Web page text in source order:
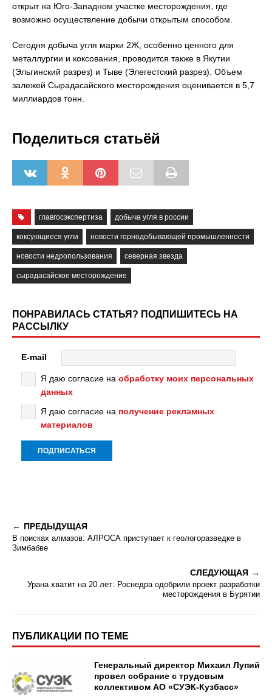
открыт на Юго-Западном участке месторождения, где
возможно осуществление добычи открытым способом.
Сегодня добыча угля марки 2Ж, особенно ценного для
металлургии и коксования, проводится также в Якутии
(Эльгинский разрез) и Тыве (Элегестский разрез). Объем
залежей Сырадасайского месторождения оценивается в 5,7
миллиардов тонн.
Поделиться статьёй
главгосэкспертиза добыча угля в россии
коксующиеся угли новости горнодобывающей промышленности
новости недропользования северная звезда
сырадасайское месторождение
ПОНРАВИЛАСЬ СТАТЬЯ? ПОДПИШИТЕСЬ НА
РАССЫЛКУ
E-mail
Я даю согласие на обработку моих персональных
данных
Я даю согласие на получение рекламных
материалов
ПРЕДЫДУЩАЯ
В поисках алмазов: АЛРОСА приступает к геологоразведке в
Зимбабве
СЛЕДУЮЩАЯ
Урана хватит на 20 лет: Роснедра одобрили проект разработки
месторождения в Бурятии
ПУБЛИКАЦИИ ПО ТЕМЕ
Генеральный директор Михаил Лупий
провел собрание с трудовым
коллективом АО «СУЭК-Кузбасс»